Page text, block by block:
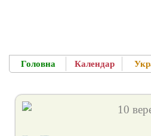
Для Вас -
Головна Календар
10